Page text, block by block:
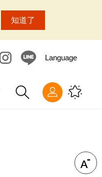
知道了
Language